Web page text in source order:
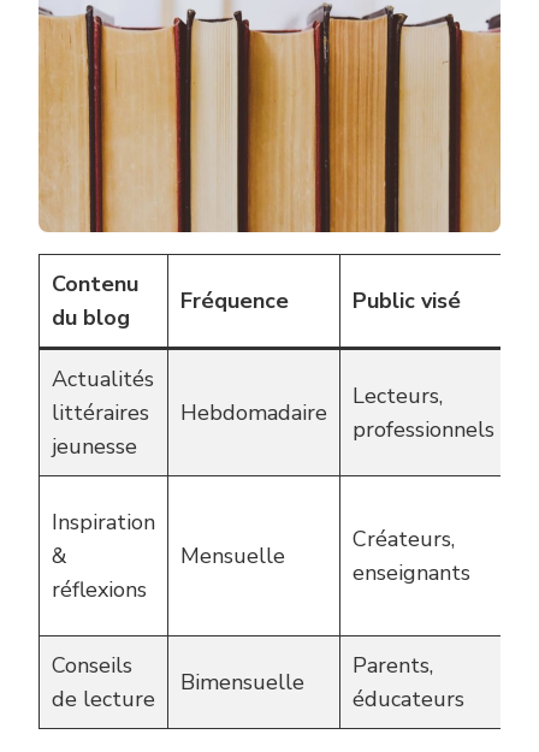
Contenu
du blog
Fréquence Public visé
Actualités
littéraires
jeunesse
Hebdomadaire
Lecteurs,
professionnels
Inspiration
&
réflexions
Mensuelle
Créateurs,
enseignants
Conseils
de lecture
Bimensuelle
Parents,
éducateurs